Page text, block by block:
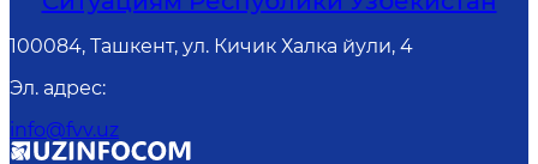
100084, Ташкент, ул. Кичик Халка йули, 4
Эл. адрес:
info@fvv.uz